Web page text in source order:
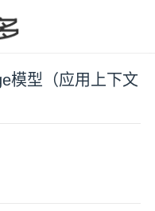
模型（应用上下文